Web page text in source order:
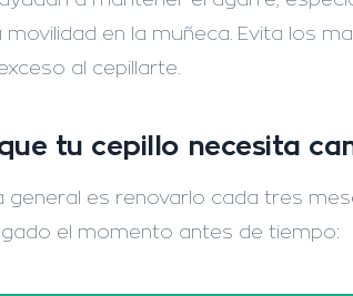
movilidad en la muñeca. Evita los
al cepillarte.
tu cepillo necesita
general es renovarlo cada tres
el momento antes de tiempo: